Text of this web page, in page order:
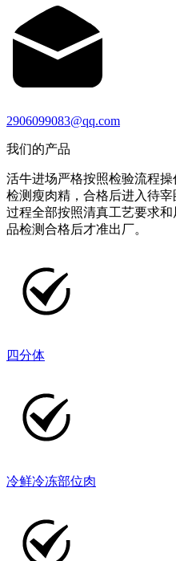
2906099083@qq.com
我们的产品
活牛进场严格按照检验流程
检测瘦肉精，合格后进入待
过程全部按照清真工艺要求
品检测合格后才准出厂。
四分体
冷鲜冷冻部位肉